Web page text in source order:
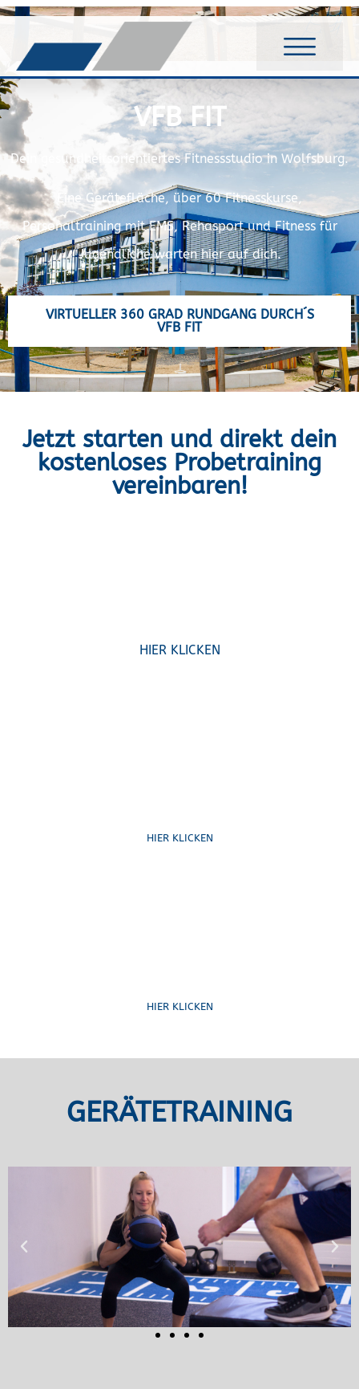
VFB FIT
Dein gesundheitsorientiertes Fitnessstudio in Wolfsburg.
Eine Gerätefläche, über 60 Fitnesskurse,
Personaltraining mit EMS, Rehasport und Fitness für
Jugendliche warten hier auf dich.
VIRTUELLER 360 GRAD RUNDGANG DURCH´S
VFB FIT
Jetzt starten und direkt dein
kostenloses Probetraining
vereinbaren!
HIER KLICKEN
HIER KLICKEN
HIER KLICKEN
GERÄTETRAINING